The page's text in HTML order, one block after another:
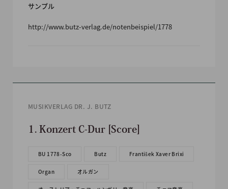
サンプル
http://www.butz-verlag.de/notenbeispiel/1778
MUSIKVERLAG DR. J. BUTZ
1. Konzert C-Dur [Score]
BU 1778-Sco Butz František Xaver Brixi
Organ オルガン